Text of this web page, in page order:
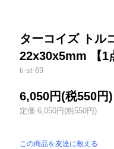
ターコイズ トル
22x30x5mm 【1
ti-st-69
6,050円(税550円)
定価 6,050円(税550円)
この商品を友達に教える